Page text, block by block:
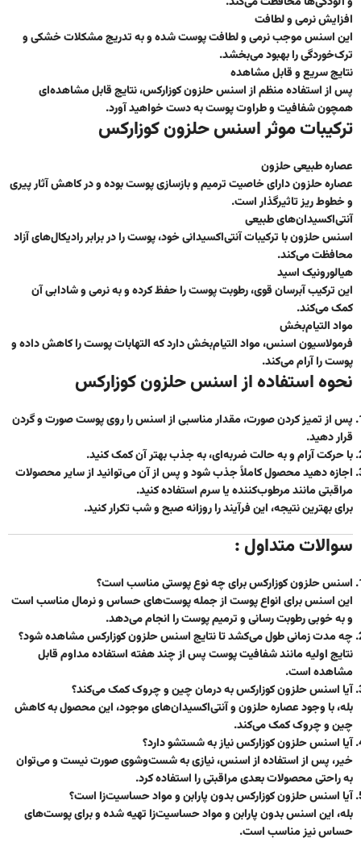
افزایش نرمی و لطافت
این اسنس موجب نرمی و لطافت پوست شده و به تدریج مشکلات خشکی و
ترک‌خوردگی را بهبود می‌بخشد.
نتایج سریع و قابل مشاهده
پس از استفاده منظم از اسنس حلزون کوزارکس، نتایج قابل مشاهده‌ای
همچون شفافیت و طراوت پوست به دست خواهید آورد.
ترکیبات موثر اسنس حلزون کوزارکس
عصاره طبیعی حلزون
عصاره حلزون دارای خاصیت ترمیم و بازسازی پوست بوده و در کاهش آثار پیری
و خطوط ریز تاثیرگذار است.
آنتی‌اکسیدان‌های طبیعی
اسنس حلزون با ترکیبات آنتی‌اکسیدانی خود، پوست را در برابر رادیکال‌های آزاد
محافظت می‌کند.
هیالورونیک اسید
این ترکیب آبرسان قوی، رطوبت پوست را حفظ کرده و به نرمی و شادابی آن
کمک می‌کند.
مواد التیام‌بخش
فرمولاسیون اسنس، مواد التیام‌بخش دارد که التهابات پوست را کاهش داده و
پوست را آرام می‌کند.
نحوه استفاده از اسنس حلزون کوزارکس
پس از تمیز کردن صورت، مقدار مناسبی از اسنس را روی پوست صورت و گردن
قرار دهید.
با حرکت آرام و به حالت ضربه‌ای، به جذب بهتر آن کمک کنید.
اجازه دهید محصول کاملاً جذب شود و پس از آن می‌توانید از سایر محصولات
مراقبتی مانند مرطوب‌کننده یا سرم استفاده کنید.
برای بهترین نتیجه، این فرآیند را روزانه صبح و شب تکرار کنید.
سوالات متداول :
اسنس حلزون کوزارکس برای چه نوع پوستی مناسب است؟
این اسنس برای انواع پوست از جمله پوست‌های حساس و نرمال مناسب است
و به خوبی رطوبت رسانی و ترمیم پوست را انجام می‌دهد.
چه مدت زمانی طول می‌کشد تا نتایج اسنس حلزون کوزارکس مشاهده شود؟
نتایج اولیه مانند شفافیت پوست پس از چند هفته استفاده مداوم قابل
مشاهده است.
آیا اسنس حلزون کوزارکس به درمان چین و چروک کمک می‌کند؟
بله، با وجود عصاره حلزون و آنتی‌اکسیدان‌های موجود، این محصول به کاهش
چین و چروک کمک می‌کند.
آیا اسنس حلزون کوزارکس نیاز به شستشو دارد؟
خیر، پس از استفاده از اسنس، نیازی به شست‌وشوی صورت نیست و می‌توان
به راحتی محصولات بعدی مراقبتی را استفاده کرد.
آیا اسنس حلزون کوزارکس بدون پارابن و مواد حساسیت‌زا است؟
بله، این اسنس بدون پارابن و مواد حساسیت‌زا تهیه شده و برای پوست‌های
حساس نیز مناسب است.